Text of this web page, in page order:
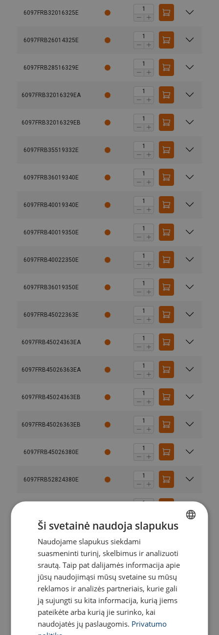
6097FRB32016325E
6097FRB26014325E
6097FRB28516329E
6097FRB32016329EA
6097FRB32016329EB
6097FRB35519332E
6097FRB36019340E
6097FRB40019340E
6097FRB40019350E
6097FRB40022350E
6097FRB36019350E
6097FRB45022363E
6097FRB45024363EA
6097FRB45026363EA
6097FRB45024363EB
6097FRB45026363EB
6097FRB45026380E
6097FRB52824380E
6097FRB528263100E
6097FRB528283100E
6097FRB575283100E
LITHUANIAN
ENGLISH TRANSLATION
Ši svetainė naudoja slapukus
Naudojame slapukus siekdami
suasmeninti turinį, skelbimus ir analizuoti
srautą. Taip pat dalijamės informacija apie
jūsų naudojimąsi mūsų svetaine su mūsų
reklamos ir analizės partneriais, kurie gali
ją sujungti su kita informacija, kurią jiems
pateikėte arba kurią jie surinko, kai
naudojatės jų paslaugomis. Privatumo